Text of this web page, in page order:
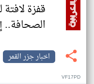
قفزة
الصحافة..
اخبار جزر القمر
VF17PD